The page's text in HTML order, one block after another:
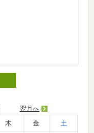
翌月へ
木 金 土